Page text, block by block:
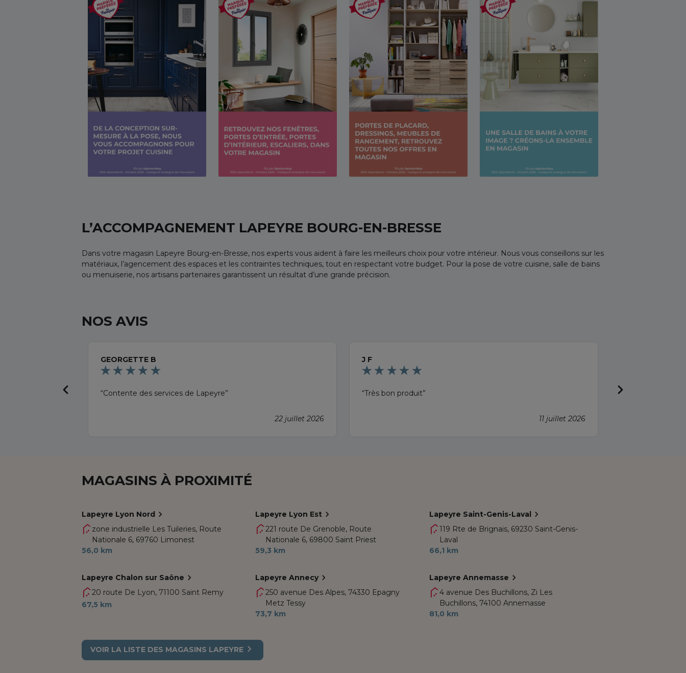
L’ACCOMPAGNEMENT LAPEYRE BOURG-EN-BRESSE
Dans votre magasin Lapeyre Bourg-en-Bresse, nos experts vous aident à faire les meilleurs choix pour votre intérieur. Nous vous conseillons sur les
matériaux, l’agencement des espaces et les contraintes techniques, tout en respectant votre budget. Pour la pose de votre cuisine, salle de bains
ou menuiserie, nos artisans partenaires garantissent un résultat d’une grande précision.
NOS AVIS
GEORGETTE B
22 juillet 2026
Contente des services de Lapeyre
J F
11 juillet 2026
Très bon produit
MAGASINS À PROXIMITÉ
Lapeyre Lyon Nord
zone industrielle Les Tuileries, Route
Nationale 6, 69760 Limonest
56,0 km
Lapeyre Lyon Est
221 route De Grenoble, Route
Nationale 6, 69800 Saint Priest
59,3 km
Lapeyre Saint-Genis-Laval
119 Rte de Brignais, 69230 Saint-Genis-
Laval
66,1 km
Lapeyre Chalon sur Saône
20 route De Lyon, 71100 Saint Remy
67,5 km
Lapeyre Annecy
250 avenue Des Alpes, 74330 Epagny
Metz Tessy
73,7 km
Lapeyre Annemasse
4 avenue Des Buchillons, Zi Les
Buchillons, 74100 Annemasse
81,0 km
VOIR LA LISTE DES MAGASINS LAPEYRE